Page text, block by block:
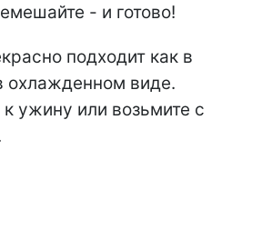
- и готово!
подходит как в
охлажденном виде.
ужину или возьмите с